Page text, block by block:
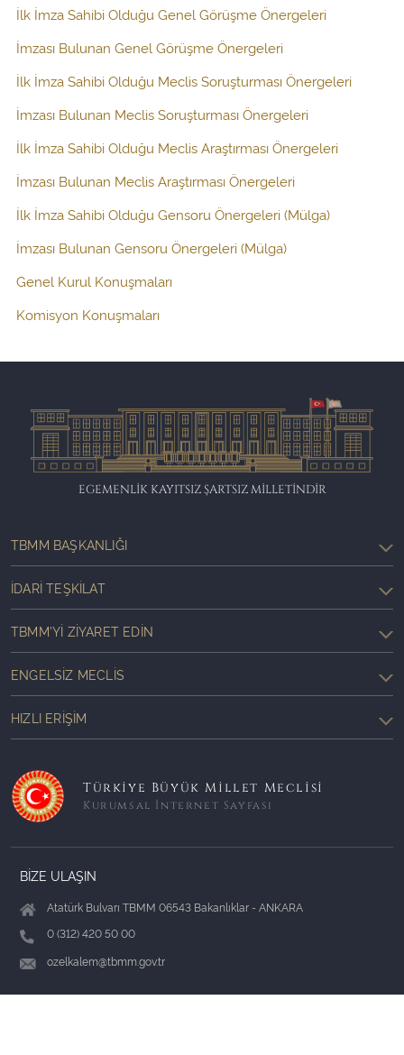
İlk İmza Sahibi Olduğu Genel Görüşme Önergeleri
İmzası Bulunan Genel Görüşme Önergeleri
İlk İmza Sahibi Olduğu Meclis Soruşturması Önergeleri
İmzası Bulunan Meclis Soruşturması Önergeleri
İlk İmza Sahibi Olduğu Meclis Araştırması Önergeleri
İmzası Bulunan Meclis Araştırması Önergeleri
İlk İmza Sahibi Olduğu Gensoru Önergeleri (Mülga)
İmzası Bulunan Gensoru Önergeleri (Mülga)
Genel Kurul Konuşmaları
Komisyon Konuşmaları
EGEMENLİK KAYITSIZ ŞARTSIZ MİLLETİNDİR
TBMM BAŞKANLIĞI
İDARI TEŞKILAT
TBMM'YI ZIYARET EDIN
ENGELSIZ MECLIS
HIZLI ERIŞIM
Türkiye Büyük Millet Meclisi
Kurumsal İnternet Sayfası
BİZE ULAŞIN
Atatürk Bulvarı TBMM 06543 Bakanlıklar - ANKARA
0 (312) 420 50 00
ozelkalem@tbmm.gov.tr